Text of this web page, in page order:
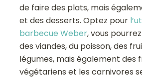
de faire des plats, mais
et des desserts. Optez pour
barbecue Weber, vous
des viandes, du poisson, des
légumes, mais également des
végétariens et les carnivores